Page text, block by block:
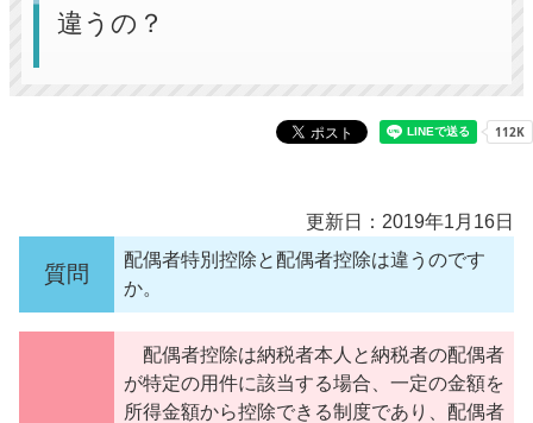
違うの？
更新日：2019年1月16日
質問
配偶者特別控除と配偶者控除は違うのです
か。
配偶者控除は納税者本人と納税者の配偶者
が特定の用件に該当する場合、一定の金額を
所得金額から控除できる制度であり、配偶者